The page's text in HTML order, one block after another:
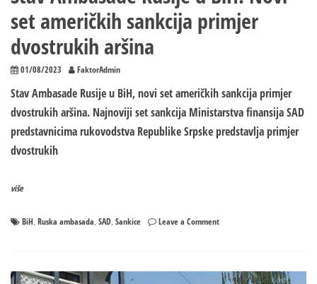
set američkih sankcija primjer
dvostrukih aršina
01/08/2023 FaktorAdmin
Stav Ambasade Rusije u BiH, novi set američkih sankcija primjer
dvostrukih aršina. Najnoviji set sankcija Ministarstva finansija SAD
predstavnicima rukovodstva Republike Srpske predstavlja primjer
dvostrukih
više
BiH Ruska ambasada SAD Sankice Leave a Commenton
u